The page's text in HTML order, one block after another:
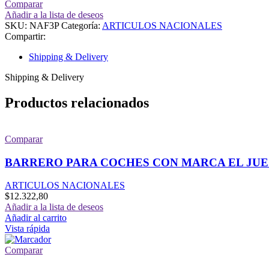
cantidad
Comparar
Añadir a la lista de deseos
SKU: NAF3PCategoría: ARTICULOS NACIONALES
Compartir:
Shipping & Delivery
Shipping & Delivery
Productos relacionados
Comparar
BARRERO PARA COCHES CON MARCA EL
ARTICULOS NACIONALES
$12.322,80
Añadir a la lista de deseos
Añadir al carrito
Vista rápida
Comparar